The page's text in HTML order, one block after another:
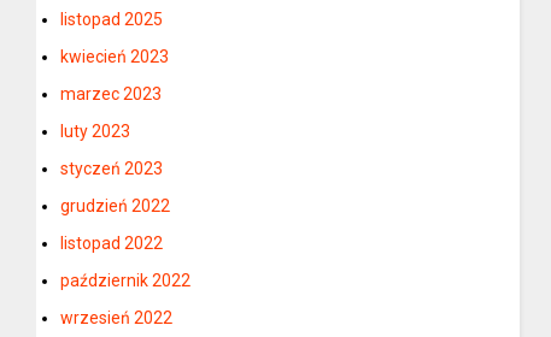
listopad 2025
kwiecień 2023
marzec 2023
luty 2023
styczeń 2023
grudzień 2022
listopad 2022
październik 2022
wrzesień 2022